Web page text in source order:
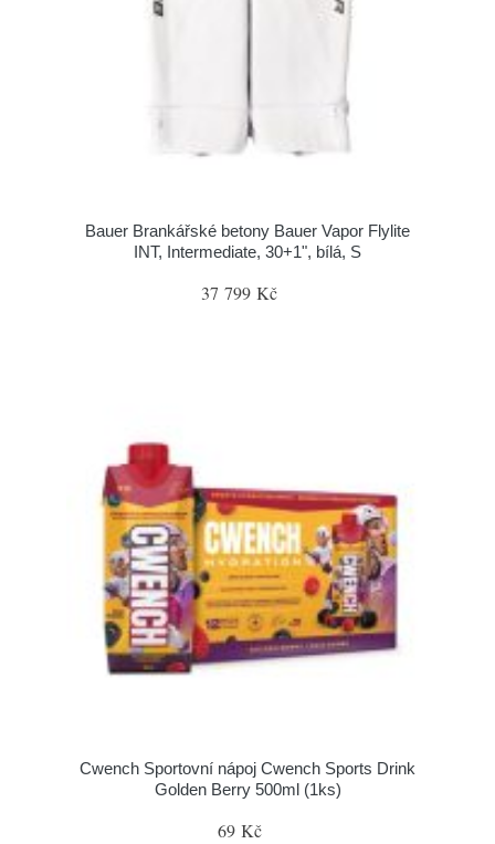
Bauer Brankářské betony Bauer Vapor Flylite
INT, Intermediate, 30+1", bílá, S
37 799 Kč
Cwench Sportovní nápoj Cwench Sports Drink
Golden Berry 500ml (1ks)
69 Kč